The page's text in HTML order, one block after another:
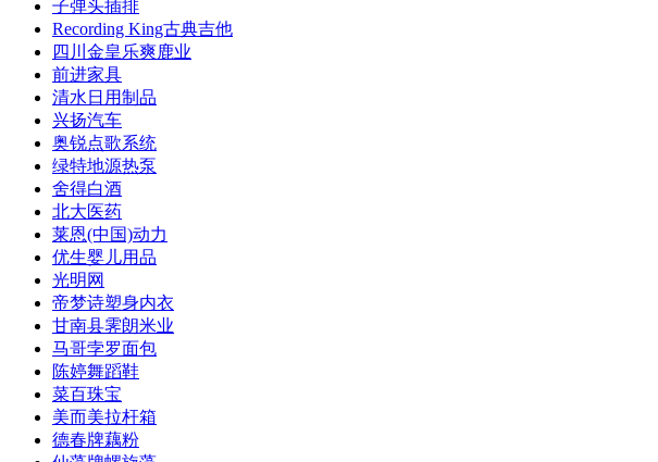
子弹头插排
Recording King古典吉他
四川金皇乐爽鹿业
前进家具
清水日用制品
兴扬汽车
奥锐点歌系统
绿特地源热泵
舍得白酒
北大医药
莱恩(中国)动力
优生婴儿用品
光明网
帝梦诗塑身内衣
甘南县霁朗米业
马哥孛罗面包
陈婷舞蹈鞋
菜百珠宝
美而美拉杆箱
德春牌藕粉